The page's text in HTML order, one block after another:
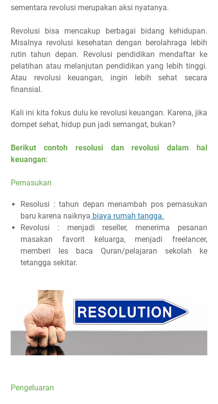
sementara revolusi merupakan aksi nyatanya.
Revolusi bisa mencakup berbagai bidang kehidupan.
Misalnya revolusi kesehatan dengan berolahraga lebih
rutin tahun depan. Revolusi pendidikan mendaftar ke
pelatihan atau melanjutan pendidikan yang lebih tinggi.
Atau revolusi keuangan, ingin lebih sehat secara
finansial.
Kali ini kita fokus dulu ke revolusi keuangan. Karena, jika
dompet sehat, hidup pun jadi semangat, bukan?
Berikut contoh resolusi dan revolusi dalam hal
keuangan:
Pemasukan
Resolusi : tahun depan menambah pos pemasukan
baru karena naiknya biaya rumah tangga.
Revolusi : menjadi reseller, menerima pesanan
masakan favorit keluarga, menjadi freelancer,
memberi les baca Quran/pelajaran sekolah ke
tetangga sekitar.
Pengeluaran